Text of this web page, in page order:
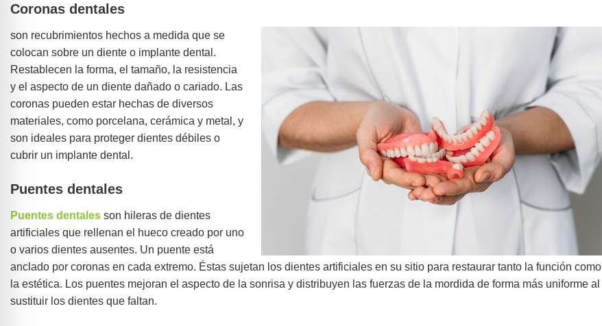
Coronas dentales
son recubrimientos hechos a medida que se
colocan sobre un diente o implante dental.
Restablecen la forma, el tamaño, la resistencia
y el aspecto de un diente dañado o cariado. Las
coronas pueden estar hechas de diversos
materiales, como porcelana, cerámica y metal, y
son ideales para proteger dientes débiles o
cubrir un implante dental.
Puentes dentales
Puentes dentales son hileras de dientes
artificiales que rellenan el hueco creado por uno
o varios dientes ausentes. Un puente está
anclado por coronas en cada extremo. Éstas sujetan los dientes artificiales en su sitio para restaurar tanto la función como
la estética. Los puentes mejoran el aspecto de la sonrisa y distribuyen las fuerzas de la mordida de forma más uniforme al
sustituir los dientes que faltan.